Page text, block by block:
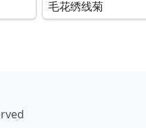
毛花绣线菊